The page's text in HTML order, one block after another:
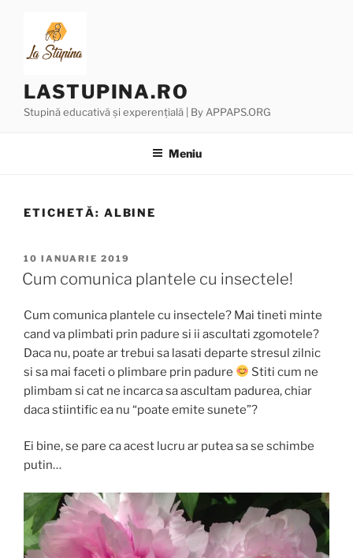
conținut
LASTUPINA.RO
Stupină educativă și experențială | By APPAPS.ORG
Meniu
ETICHETĂ: ALBINE
PUBLICAT
PE
10 IANUARIE 2019
Cum comunica plantele cu insectele!
Cum comunica plantele cu insectele? Mai tineti minte
cand va plimbati prin padure si ii ascultati zgomotele?
Daca nu, poate ar trebui sa lasati departe stresul zilnic
si sa mai faceti o plimbare prin padure
Stiti cum ne
plimbam si cat ne incarca sa ascultam padurea, chiar
daca stiintific ea nu “poate emite sunete”?
Ei bine, se pare ca acest lucru ar putea sa se schimbe
putin…